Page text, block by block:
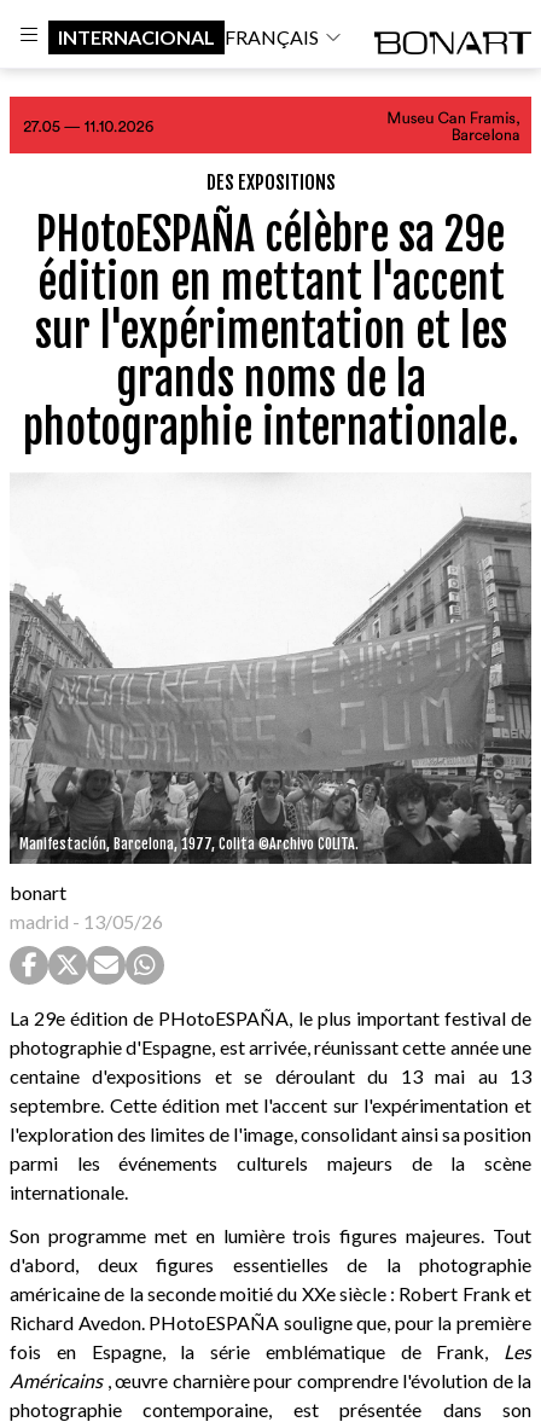
INTERNACIONAL FRANÇAIS
DES EXPOSITIONS
PHotoESPAÑA célèbre sa 29e
édition en mettant l'accent
sur l'expérimentation et les
grands noms de la
photographie internationale.
Manifestación, Barcelona, 1977, Colita ©Archivo COLITA.
bonart
madrid - 13/05/26
La 29e édition de PHotoESPAÑA, le plus important festival de
photographie d'Espagne, est arrivée, réunissant cette année une
centaine d'expositions et se déroulant du 13 mai au 13
septembre. Cette édition met l'accent sur l'expérimentation et
l'exploration des limites de l'image, consolidant ainsi sa position
parmi les événements culturels majeurs de la scène
internationale.
Son programme met en lumière trois figures majeures. Tout
d'abord, deux figures essentielles de la photographie
américaine de la seconde moitié du XXe siècle : Robert Frank et
Richard Avedon. PHotoESPAÑA souligne que, pour la première
fois en Espagne, la série emblématique de Frank,
Les
Américains, œuvre charnière pour comprendre l'évolution de la
photographie contemporaine, est présentée dans son